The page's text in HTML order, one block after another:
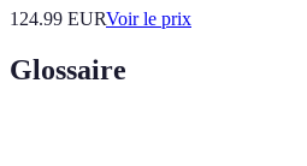
124.99 EURVoir le prix
Glossaire